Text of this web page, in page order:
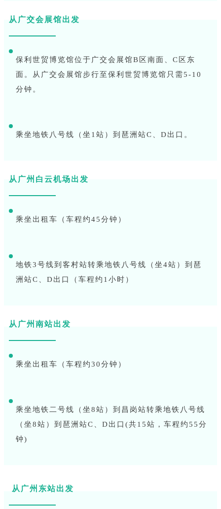
从广交会展馆出发
保利世贸博览馆位于广交会展馆B区南面、C区东
面。从广交会展馆步行至保利世贸博览馆只需5-10
分钟。
乘坐地铁八号线（坐1站）到琶洲站C、D出口。
从广州白云机场出发
乘坐出租车（车程约45分钟）
地铁3号线到客村站转乘地铁八号线（坐4站）到琶
洲站C、D出口（车程约1小时）
从广州南站出发
乘坐出租车（车程约30分钟）
乘坐地铁二号线（坐8站）到昌岗站转乘地铁八号线
（坐8站）到琶洲站C、D出口(共15站，车程约55分
钟)
从广州东站出发